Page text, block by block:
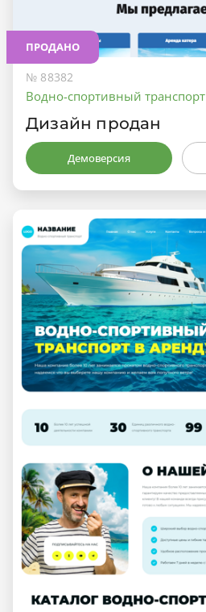
ПРОДАНО
№ 88382
Водно-спортивный транспорт
Дизайн продан
Демоверсия